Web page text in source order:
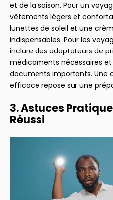
et de la saison. Pour un
vêtements légers et
lunettes de soleil et une
indispensables. Pour les
inclure des adaptateurs de
médicaments nécessaires et
documents importants. Une
efficace repose sur une
3. Astuces
Réussi